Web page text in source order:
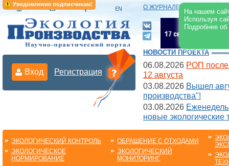
Уведомление подписчикам!
На нашем
Используя
Подробнее
О ЖУРНАЛЕ |
Вход Регистрация
НОВОСТИ ПРОЕКТА
06.08.2026 РОП после
12 августа
03.08.2026 Вышел
производства"!
03.08.2026
новые экологические
ЭКОЛОГИЧЕСКИЙ КОНТРОЛЬ
ЭКОЛОГИЧЕСКОЕ
НОРМИРОВАНИЕ
ОБРАЩЕНИЕ С ОТХОДАМИ
ЭКОЛОГИЧЕСКИЙ
МОНИТОРИНГ